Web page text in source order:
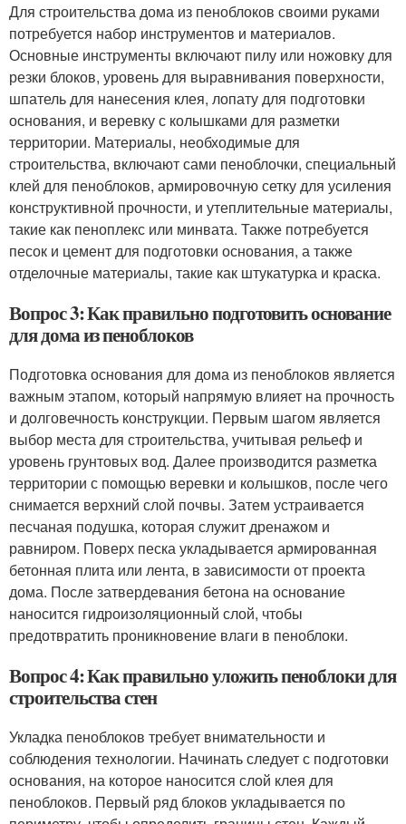
Для строительства дома из пеноблоков своими руками
потребуется набор инструментов и материалов.
Основные инструменты включают пилу или ножовку для
резки блоков, уровень для выравнивания поверхности,
шпатель для нанесения клея, лопату для подготовки
основания, и веревку с колышками для разметки
территории. Материалы, необходимые для
строительства, включают сами пеноблочки, специальный
клей для пеноблоков, армировочную сетку для усиления
конструктивной прочности, и утеплительные материалы,
такие как пеноплекс или минвата. Также потребуется
песок и цемент для подготовки основания, а также
отделочные материалы, такие как штукатурка и краска.
Вопрос 3: Как правильно подготовить основание
для дома из пеноблоков
Подготовка основания для дома из пеноблоков является
важным этапом, который напрямую влияет на прочность
и долговечность конструкции. Первым шагом является
выбор места для строительства, учитывая рельеф и
уровень грунтовых вод. Далее производится разметка
территории с помощью веревки и колышков, после чего
снимается верхний слой почвы. Затем устраивается
песчаная подушка, которая служит дренажом и
равниром. Поверх песка укладывается армированная
бетонная плита или лента, в зависимости от проекта
дома. После затвердевания бетона на основание
наносится гидроизоляционный слой, чтобы
предотвратить проникновение влаги в пеноблоки.
Вопрос 4: Как правильно уложить пеноблоки для
строительства стен
Укладка пеноблоков требует внимательности и
соблюдения технологии. Начинать следует с подготовки
основания, на которое наносится слой клея для
пеноблоков. Первый ряд блоков укладывается по